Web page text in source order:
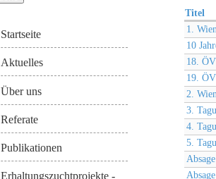
Startseite
Aktuelles
Über uns
Referate
Publikationen
Erhaltungszuchtprojekte -
Titel
1.
10
18.
19.
2.
3.
4.
5.